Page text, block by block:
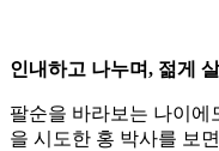
인내하고 나누며, 젊게
팔순을 바라보는 나이에
을 시도한 홍 박사를 보